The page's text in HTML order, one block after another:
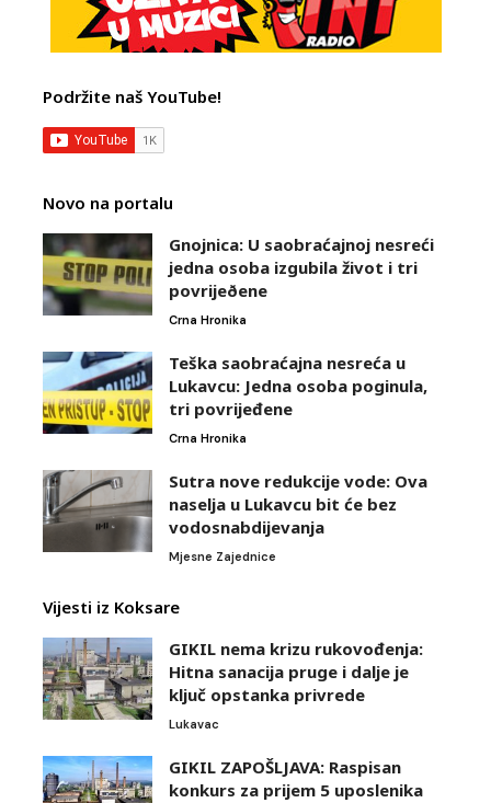
Podržite naš YouTube!
Novo na portalu
Gnojnica: U saobraćajnoj nesreći
jedna osoba izgubila život i tri
povrijeðene
Crna Hronika
Teška saobraćajna nesreća u
Lukavcu: Jedna osoba poginula,
tri povrijeđene
Crna Hronika
Sutra nove redukcije vode: Ova
naselja u Lukavcu bit će bez
vodosnabdijevanja
Mjesne Zajednice
Vijesti iz Koksare
GIKIL nema krizu rukovođenja:
Hitna sanacija pruge i dalje je
ključ opstanka privrede
Lukavac
GIKIL ZAPOŠLJAVA: Raspisan
konkurs za prijem 5 uposlenika